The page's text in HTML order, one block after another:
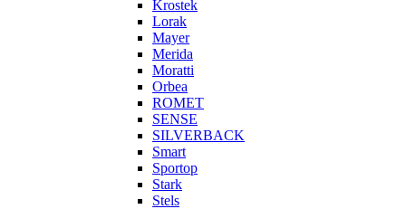
Krostek
Lorak
Mayer
Merida
Moratti
Orbea
ROMET
SENSE
SILVERBACK
Smart
Sportop
Stark
Stels